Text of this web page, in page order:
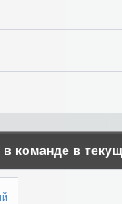
команде в